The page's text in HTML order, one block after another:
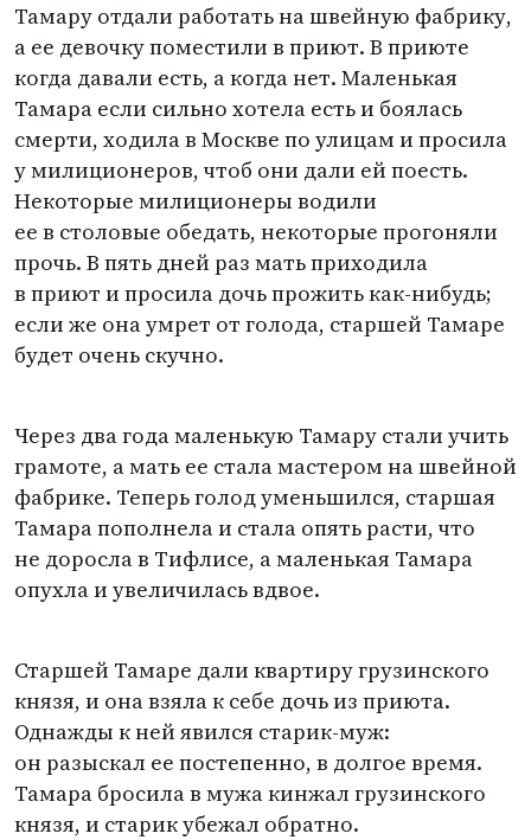
Тамару отдали работать на швейную фабрику,
а ее девочку поместили в приют. В приюте
когда давали есть, а когда нет. Маленькая
Тамара если сильно хотела есть и боялась
смерти, ходила в Москве по улицам и просила
у милиционеров, чтоб они дали ей поесть.
Некоторые милиционеры водили
ее в столовые обедать, некоторые прогоняли
прочь. В пять дней раз мать приходила
в приют и просила дочь прожить как-нибудь;
если же она умрет от голода, старшей Тамаре
будет очень скучно.
Через два года маленькую Тамару стали учить
грамоте, а мать ее стала мастером на швейной
фабрике. Теперь голод уменьшился, старшая
Тамара пополнела и стала опять расти, что
не доросла в Тифлисе, а маленькая Тамара
опухла и увеличилась вдвое.
Старшей Тамаре дали квартиру грузинского
князя, и она взяла к себе дочь из приюта.
Однажды к ней явился старик-муж:
он разыскал ее постепенно, в долгое время.
Тамара бросила в мужа кинжал грузинского
князя, и старик убежал обратно.